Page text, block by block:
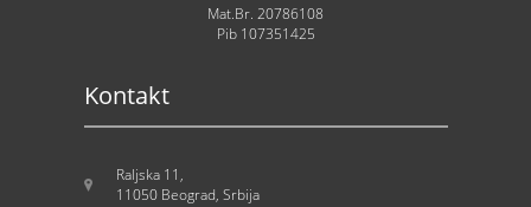
Mat.Br. 20786108
Pib 107351425
Kontakt
Raljska 11,
11050 Beograd, Srbija